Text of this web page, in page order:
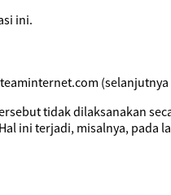
ini.
tidak dilaksanakan
ini terjadi, misalnya, pada